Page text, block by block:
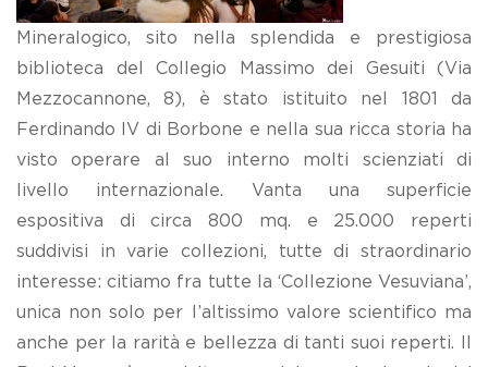
Mineralogico, sito nella splendida e prestigiosa
biblioteca del Collegio Massimo dei Gesuiti (Via
Mezzocannone, 8), è stato istituito nel 1801 da
Ferdinando IV di Borbone e nella sua ricca storia ha
visto operare al suo interno molti scienziati di
livello internazionale. Vanta una superficie
espositiva di circa 800 mq. e 25.000 reperti
suddivisi in varie collezioni, tutte di straordinario
interesse: citiamo fra tutte la ‘Collezione Vesuviana’,
unica non solo per l’altissimo valore scientifico ma
anche per la rarità e bellezza di tanti suoi reperti. Il